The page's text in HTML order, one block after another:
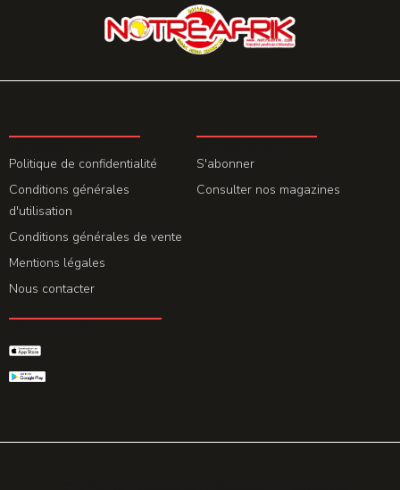
Politique de confidentialité
Conditions générales
d'utilisation
Conditions générales de vente
Mentions légales
Nous contacter
S'abonner
Consulter nos magazines